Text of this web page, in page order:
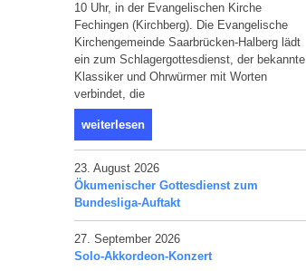
10 Uhr, in der Evangelischen Kirche
Fechingen (Kirchberg). Die Evangelische
Kirchengemeinde Saarbrücken-Halberg lädt
ein zum Schlagergottesdienst, der bekannte
Klassiker und Ohrwürmer mit Worten
verbindet, die
weiterlesen
23. August 2026
Ökumenischer Gottesdienst zum
Bundesliga-Auftakt
27. September 2026
Solo-Akkordeon-Konzert